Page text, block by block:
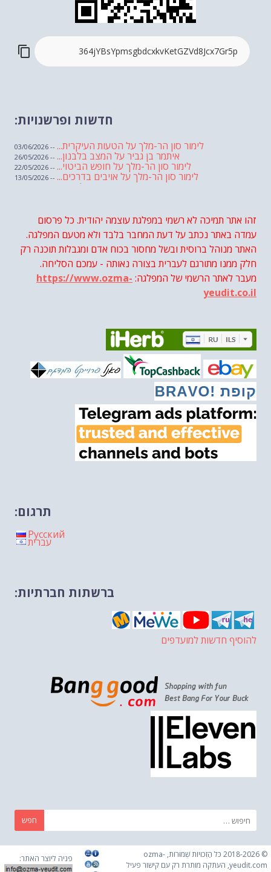
חדשות ופרשנויות:
לימור סון הר-מלך על הטעות העיקרית... -- 03/06/2026
איתמר בן גביר על המצב בלבנון... -- 26/05/2026
לימור סון הר-מלך על חופש הביטוי... -- 22/05/2026
לימור סון הר-מלך על אויבים בדרכים... -- 13/05/2026
שבועת אמונים לדעאש
לימור סון הר-מלך על חוק...-- 19/04/2026
מיכאל בן ארי על פרשת הת...
מיכאל בן ארי על פרשת הת... -- 10/04/2026
השר בן גביר במקום נפילת הטיל.... -- 06/04/2026
חוק עונש מוות למחבלים...-- 29/03/2026
מיכאל בן ארי על פרשת השבוע ת... -- 27/03/2026
מיכאל בן ארי על פרשת השבוע ת...-- 20/03/2026
מיכאל בן ארי על דילמת המנהיגות....
מיכאל בן ארי על פרשת הת...
מיכאל בן ארי על פרשת הת...
מיכאל בן ארי על פרשת הת...-- 13/02/2026
מיכאל בן ארי על פרשת השבוע ת...-- 06/02/2026
חלקם של היהודים הולך ופוחת....
מיכאל בן ארי על פרשת השבוע ת...
זהו אתר תמיכה לא רשמי במפלגת עוצמה יהודית. כל פרסום
עמדה באתר נכתב על דעת המחבר בלבד ולא מטעם המפלגה.
האתר מנוהל ברוסית ובשל מחסור בכוח אדם ומגבלות תוכנה רק
חלק ממנו מתורגם לעברית בצורה נאותה - עמכם הסליחה.
מעבר לאתר הרשמי של המפלגה: https://www.ozma-
yeudit.co.il
תרגום:
Русский
עברית
ברשתות חברתיות:
להוסיף חדשות למועדפים
חפש:
© 2018-2026 כֹּל הַזְכוּיוֹת שְׁמוּרוֹת, ozma-
yeudit.com, העתקה מותרת רק עם קישור פעיל
פניה ליוצר האתר: